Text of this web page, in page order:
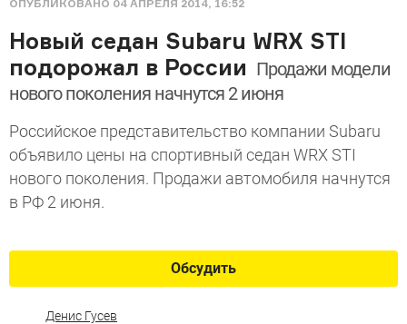
ОПУБЛИКОВАНО 04 АПРЕЛЯ 2014, 16:52
Новый седан Subaru WRX STI
подорожал в России Продажи модели
нового поколения начнутся 2 июня
Российское представительство компании Subaru
объявило цены на спортивный седан WRX STI
нового поколения. Продажи автомобиля начнутся
в РФ 2 июня.
Обсудить
Денис Гусев